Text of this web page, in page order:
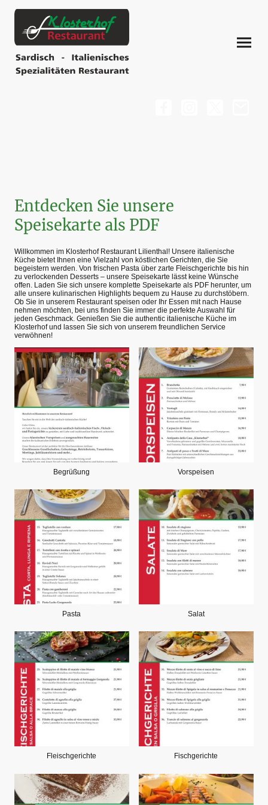
Entdecken Sie unsere
Speisekarte als PDF
Willkommen im Klosterhof Restaurant Lilienthal! Unsere italienische
Küche bietet Ihnen eine Vielzahl von köstlichen Gerichten, die Sie
begeistern werden. Von frischen Pasta über zarte Fleischgerichte bis hin
zu verlockenden Desserts – unsere Speisekarte lässt keine Wünsche
offen. Laden Sie sich unsere komplette Speisekarte als PDF herunter, um
alle unsere kulinarischen Highlights bequem zu Hause zu durchstöbern.
Ob Sie in unserem Restaurant speisen oder Ihr Essen mit nach Hause
nehmen möchten, bei uns finden Sie immer die perfekte Auswahl für
jeden Geschmack. Genießen Sie die authentic italienische Küche im
Klosterhof und lassen Sie sich von unserem freundlichen Service
verwöhnen!
Begrüßung Vorspeisen
Pasta Salat
Fleischgerichte Fischgerichte